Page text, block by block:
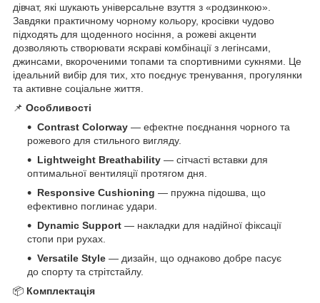
дівчат, які шукають універсальне взуття з «родзинкою».
Завдяки практичному чорному кольору, кросівки чудово
підходять для щоденного носіння, а рожеві акценти
дозволяють створювати яскраві комбінації з легінсами,
джинсами, вкороченими топами та спортивними сукнями. Це
ідеальний вибір для тих, хто поєднує тренування, прогулянки
та активне соціальне життя.
📌 Особливості
Contrast Colorway — ефектне поєднання чорного та
рожевого для стильного вигляду.
Lightweight Breathability — сітчасті вставки для
оптимальної вентиляції протягом дня.
Responsive Cushioning — пружна підошва, що
ефективно поглинає удари.
Dynamic Support — накладки для надійної фіксації
стопи при рухах.
Versatile Style — дизайн, що однаково добре пасує
до спорту та стрітстайлу.
📦 Комплектація